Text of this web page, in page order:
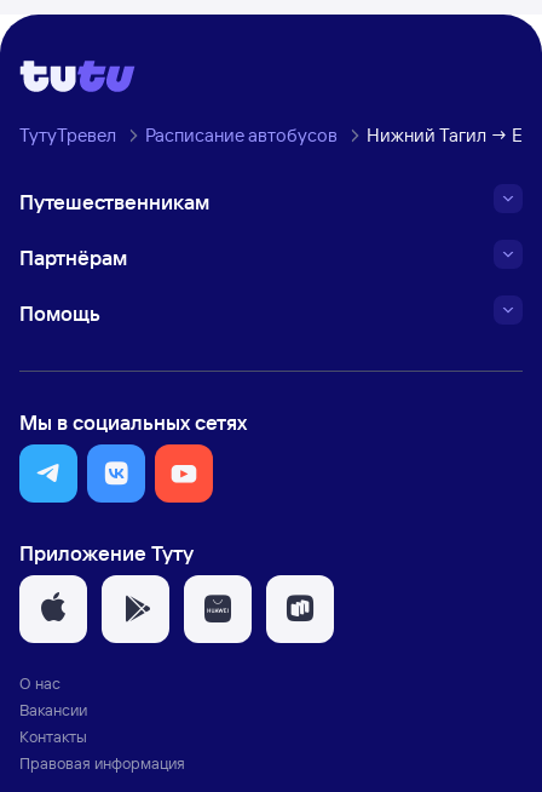
ТутуТревел Расписание автобусов Нижний Тагил →
Путешественникам
Партнёрам
Помощь
Мы в социальных сетях
Приложение Туту
О нас
Вакансии
Контакты
Правовая информация